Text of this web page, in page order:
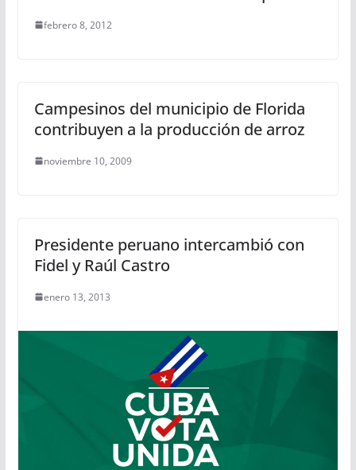
febrero 8, 2012
Campesinos del municipio de Florida
contribuyen a la producción de arroz
noviembre 10, 2009
Presidente peruano intercambió con
Fidel y Raúl Castro
enero 13, 2013